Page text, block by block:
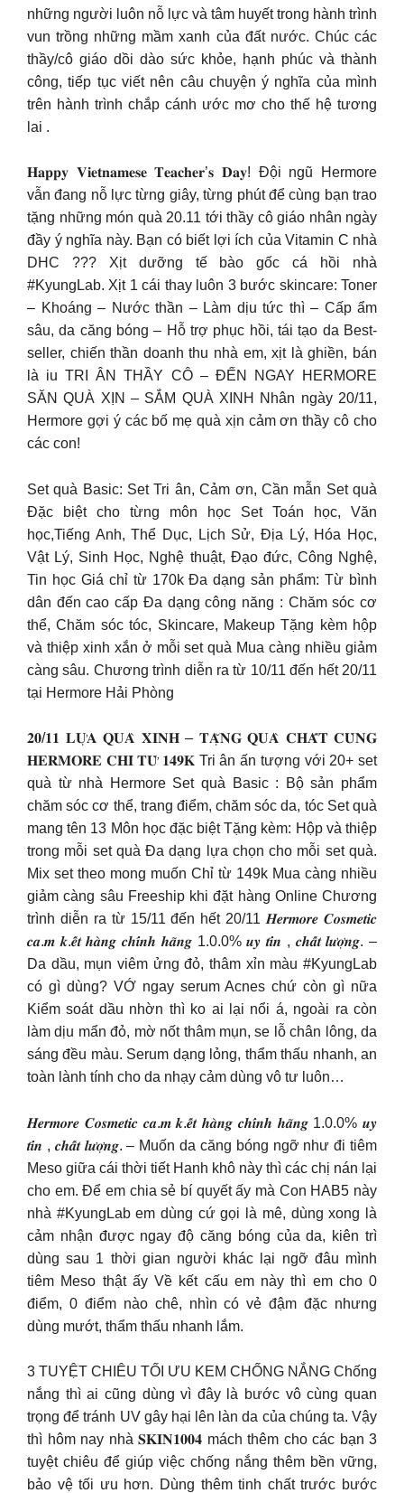
những người luôn nỗ lực và tâm huyết trong hành trình
vun trồng những mầm xanh của đất nước. Chúc các
thầy/cô giáo dồi dào sức khỏe, hạnh phúc và thành
công, tiếp tục viết nên câu chuyện ý nghĩa của mình
trên hành trình chắp cánh ước mơ cho thế hệ tương
lai .
𝐇𝐚𝐩𝐩𝐲 𝐕𝐢𝐞𝐭𝐧𝐚𝐦𝐞𝐬𝐞 𝐓𝐞𝐚𝐜𝐡𝐞𝐫’𝐬 𝐃𝐚𝐲! Đội ngũ Hermore
vẫn đang nỗ lực từng giây, từng phút để cùng bạn trao
tặng những món quà 20.11 tới thầy cô giáo nhân ngày
đầy ý nghĩa này. Bạn có biết lợi ích của Vitamin C nhà
DHC ??? Xịt dưỡng tế bào gốc cá hồi nhà
#KyungLab. Xịt 1 cái thay luôn 3 bước skincare: Toner
– Khoáng – Nước thần – Làm dịu tức thì – Cấp ẩm
sâu, da căng bóng – Hỗ trợ phục hồi, tái tạo da Best-
seller, chiến thần doanh thu nhà em, xịt là ghiền, bán
là iu TRI ÂN THẦY CÔ – ĐẾN NGAY HERMORE
SĂN QUÀ XỊN – SẮM QUÀ XINH Nhân ngày 20/11,
Hermore gợi ý các bố mẹ quà xịn cảm ơn thầy cô cho
các con!
Set quà Basic: Set Tri ân, Cảm ơn, Cần mẫn Set quà
Đặc biệt cho từng môn học Set Toán học, Văn
học,Tiếng Anh, Thể Dục, Lịch Sử, Địa Lý, Hóa Học,
Vật Lý, Sinh Học, Nghệ thuật, Đạo đức, Công Nghệ,
Tin học Giá chỉ từ 170k Đa dạng sản phẩm: Từ bình
dân đến cao cấp Đa dạng công năng : Chăm sóc cơ
thể, Chăm sóc tóc, Skincare, Makeup Tặng kèm hộp
và thiệp xinh xắn ở mỗi set quà Mua càng nhiều giảm
càng sâu. Chương trình diễn ra từ 10/11 đến hết 20/11
tại Hermore Hải Phòng
𝟐𝟎/𝟏𝟏 𝐋𝐔̛̣𝐀 𝐐𝐔𝐀̀ 𝐗𝐈𝐍𝐇 – 𝐓𝐀̣̆𝐍𝐆 𝐐𝐔𝐀̀ 𝐂𝐇𝐀̂́𝐓 𝐂𝐔̀𝐍𝐆
𝐇𝐄𝐑𝐌𝐎𝐑𝐄 𝐂𝐇𝐈̉ 𝐓𝐔̛̀ 𝟏𝟒𝟗𝐊 Tri ân ấn tượng với 20+ set
quà từ nhà Hermore Set quà Basic : Bộ sản phẩm
chăm sóc cơ thể, trang điểm, chăm sóc da, tóc Set quà
mang tên 13 Môn học đặc biệt Tặng kèm: Hộp và thiệp
trong mỗi set quà Đa dạng lựa chọn cho mỗi set quà.
Mix set theo mong muốn Chỉ từ 149k Mua càng nhiều
giảm càng sâu Freeship khi đặt hàng Online Chương
trình diễn ra từ 15/11 đến hết 20/11 𝑯𝒆𝒓𝒎𝒐𝒓𝒆 𝑪𝒐𝒔𝒎𝒆𝒕𝒊𝒄
𝒄𝒂.𝒎 𝒌.𝒆̂́𝒕 𝒉𝒂̀𝒏𝒈 𝒄𝒉𝒊́𝒏𝒉 𝒉𝒂̃𝒏𝒈 1.0.0% 𝒖𝒚 𝒕𝒊́𝒏 , 𝒄𝒉𝒂̂́𝒕 𝒍𝒖̛𝒐̛̣𝒏𝒈. –
Da dầu, mụn viêm ửng đỏ, thâm xỉn màu #KyungLab
có gì dùng? VỚ ngay serum Acnes chứ còn gì nữa
Kiểm soát dầu nhờn thì ko ai lại nổi á, ngoài ra còn
làm dịu mẩn đỏ, mờ nốt thâm mụn, se lỗ chân lông, da
sáng đều màu. Serum dạng lỏng, thẩm thấu nhanh, an
toàn lành tính cho da nhạy cảm dùng vô tư luôn…
𝑯𝒆𝒓𝒎𝒐𝒓𝒆 𝑪𝒐𝒔𝒎𝒆𝒕𝒊𝒄 𝒄𝒂.𝒎 𝒌.𝒆̂́𝒕 𝒉𝒂̀𝒏𝒈 𝒄𝒉𝒊́𝒏𝒉 𝒉𝒂̃𝒏𝒈 1.0.0% 𝒖𝒚
𝒕𝒊́𝒏 , 𝒄𝒉𝒂̂́𝒕 𝒍𝒖̛𝒐̛̣𝒏𝒈. – Muốn da căng bóng ngỡ như đi tiêm
Meso giữa cái thời tiết Hanh khô này thì các chị nán lại
cho em. Để em chia sẻ bí quyết ấy mà Con HAB5 này
nhà #KyungLab em dùng cứ gọi là mê, dùng xong là
cảm nhận được ngay độ căng bóng của da, kiên trì
dùng sau 1 thời gian người khác lại ngỡ đâu mình
tiêm Meso thật ấy Về kết cấu em này thì em cho 0
điểm, 0 điểm nào chê, nhìn có vẻ đậm đặc nhưng
dùng mướt, thẩm thấu nhanh lắm.
3 TUYỆT CHIÊU TỐI ƯU KEM CHỐNG NẮNG Chống
nắng thì ai cũng dùng vì đây là bước vô cùng quan
trọng để tránh UV gây hại lên làn da của chúng ta. Vậy
thì hôm nay nhà 𝐒𝐊𝐈𝐍𝟏𝟎𝟎𝟒 mách thêm cho các bạn 3
tuyệt chiêu để giúp việc chống nắng thêm bền vững,
bảo vệ tối ưu hơn. Dùng thêm tinh chất trước bước